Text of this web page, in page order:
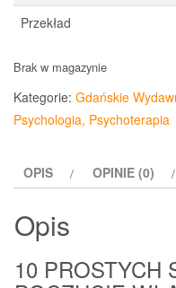
Przekład
Brak w magazynie
Kategorie: Gdańskie
Psychologia, Psychoterapia
OPIS OPINIE (0)
Opis
10 PROSTYCH